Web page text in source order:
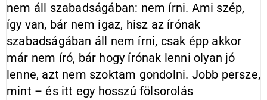
nem áll szabadságában: nem írni. Ami szép,
így van, bár nem igaz, hisz az írónak
szabadságában áll nem írni, csak épp akkor
már nem író, bár hogy írónak lenni olyan jó
lenne, azt nem szoktam gondolni. Jobb persze,
mint – és itt egy hosszú fölsorolás